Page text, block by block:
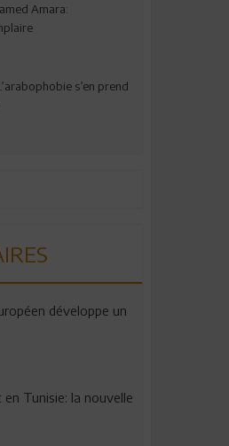
Amara:
s’en prend
développe un
en Tunisie: la nouvelle